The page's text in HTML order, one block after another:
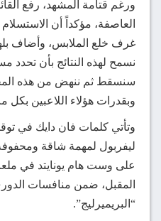
ورغم قتامة المشهد، رفع
العاصفة، مؤكداً أن
غرف خلع الملابس، وأضاف
نسمح لهذه النتائج بأن تحدد
سنسقط ثم ننهض من هذه
وبقدرات هؤلاء اللاعبين بكل
وتأتي كلمات فان دايك في
ليفربول لمهمة شاقة
على وست هام يونايتد في
المقبل، ضمن منافسات الدوري
“البريميرليج”.